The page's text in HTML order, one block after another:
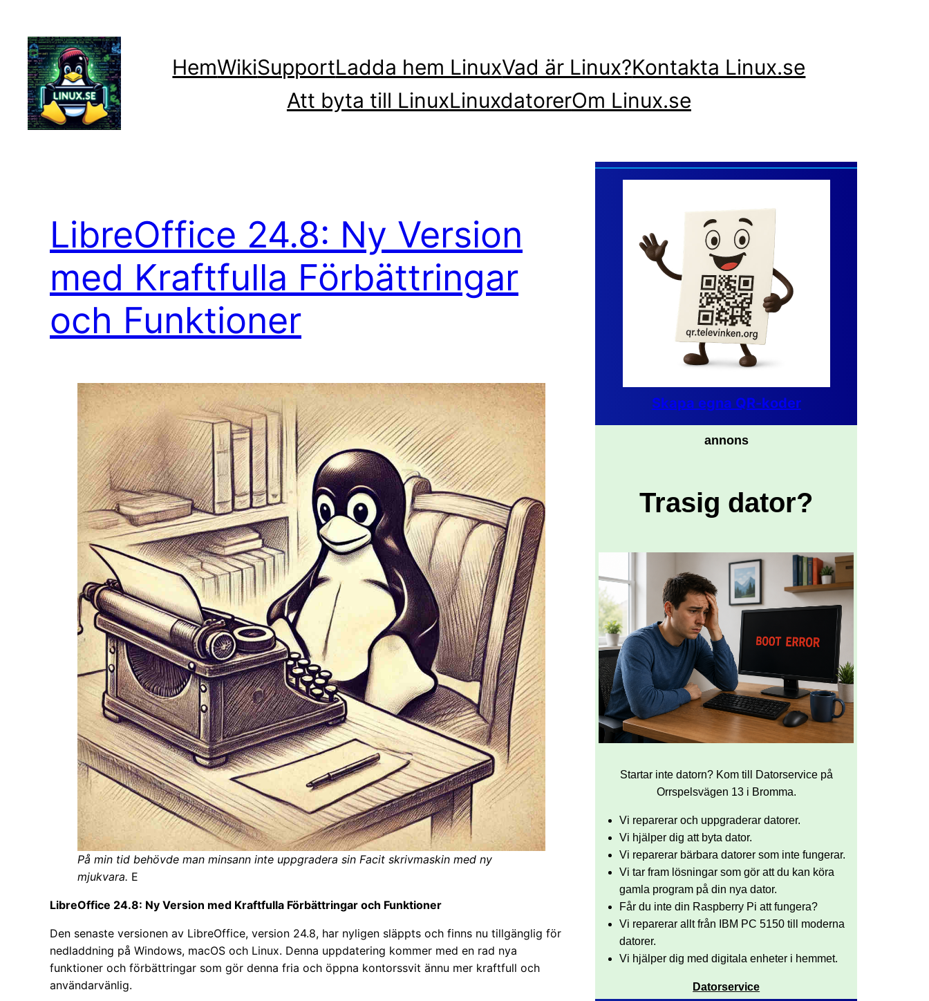
innehåll
HemWikiSupportLadda hem LinuxVad är Linux?Kontakta Linux.se
Att byta till LinuxLinuxdatorerOm Linux.se
LibreOffice 24.8: Ny Version
med Kraftfulla Förbättringar
och Funktioner
På min tid behövde man minsann inte uppgradera sin Facit skrivmaskin med ny
mjukvara. E
LibreOffice 24.8: Ny Version med Kraftfulla Förbättringar och Funktioner
Den senaste versionen av LibreOffice, version 24.8, har nyligen släppts och finns nu tillgänglig för
nedladdning på Windows, macOS och Linux. Denna uppdatering kommer med en rad nya
funktioner och förbättringar som gör denna fria och öppna kontorssvit ännu mer kraftfull och
användarvänlig.
Skapa egna QR-koder
annons
Trasig dator?
Startar inte datorn? Kom till Datorservice på
Orrspelsvägen 13 i Bromma.
Vi reparerar och uppgraderar datorer.
Vi hjälper dig att byta dator.
Vi reparerar bärbara datorer som inte fungerar.
Vi tar fram lösningar som gör att du kan köra
gamla program på din nya dator.
Får du inte din Raspberry Pi att fungera?
Vi reparerar allt från IBM PC 5150 till moderna
datorer.
Vi hjälper dig med digitala enheter i hemmet.
Datorservice